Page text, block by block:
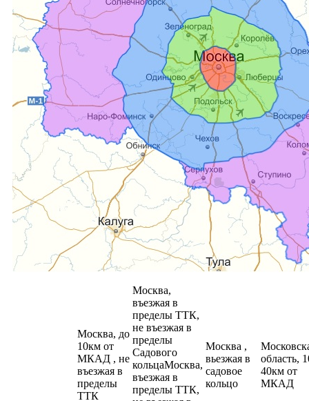
Москва, до
10км от
МКАД , не
въезжая в
пределы
ТТК
Москва,
въезжая в
пределы ТТК,
не въезжая в
пределы
Садового
кольцаМосква,
въезжая в
пределы ТТК,
Москва ,
вьезжая в
садовое
кольцо
область,
40км от
МКАД